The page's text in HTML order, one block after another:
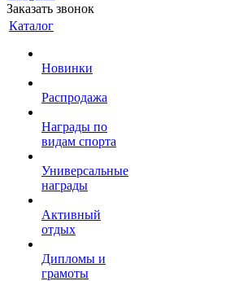
Заказать звонок
Каталог
Новинки
Распродажа
Награды по
видам спорта
Универсальные
награды
Активный
отдых
Дипломы и
грамоты